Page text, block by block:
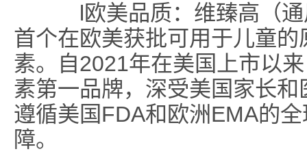
l欧美品质：维臻高（通
首个在欧美获批可用于儿童
素。自2021年在美国上市以
素第一品牌，深受美国家长
遵循美国FDA和欧洲EMA的
障。